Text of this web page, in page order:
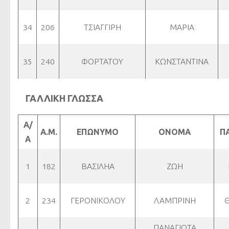
34 206 ΤΣΙΑΓΓΙΡΗ ΜΑΡΙΑ
35 240 ΦΟΡΤΑΤΟΥ ΚΩΝΣΤΑΝΤΙΝΑ
ΓΑΛΛΙΚΗ ΓΛΩΣΣΑ
Α/
Α
Α.Μ. ΕΠΩΝΥΜΟ ΟΝΟΜΑ
1 182 ΒΑΣΙΛΗΑ ΖΩΗ
2 234 ΓΕΡΟΝΙΚΟΛΟΥ ΛΑΜΠΡΙΝΗ